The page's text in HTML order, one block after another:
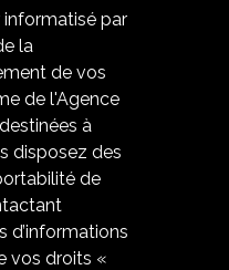
informatisé par
la
de vos
de l'Agence
à
disposez des
de
d’informations
vos droits «